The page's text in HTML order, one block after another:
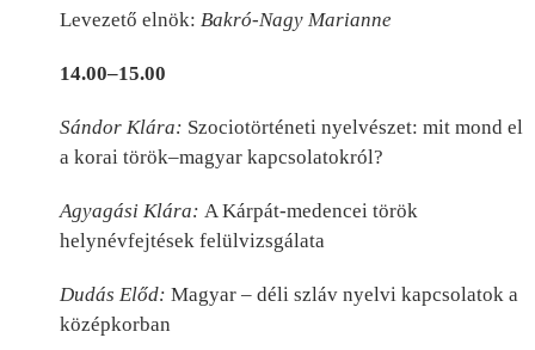
Levezető elnök: Bakró-Nagy Marianne
14.00–15.00
Sándor Klára: Szociotörténeti nyelvészet: mit mond el
a korai török–magyar kapcsolatokról?
Agyagási Klára: A Kárpát-medencei török
helynévfejtések felülvizsgálata
Dudás Előd: Magyar – déli szláv nyelvi kapcsolatok a
középkorban